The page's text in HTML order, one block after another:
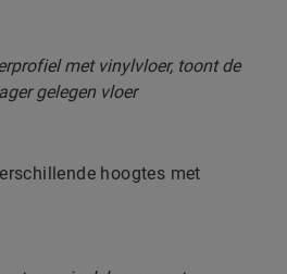
hoogtes met